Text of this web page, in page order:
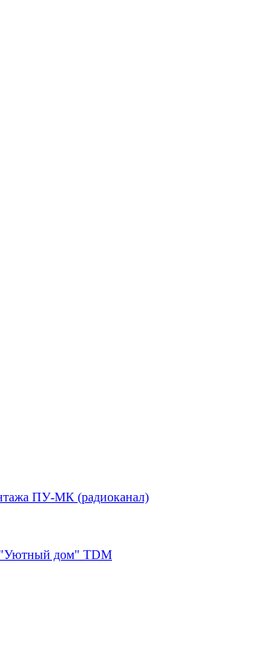
ПУ-МК (радиоканал)
"Уютный дом" TDM